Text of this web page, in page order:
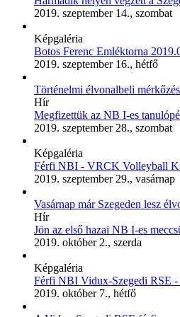
2019. szeptember 14., szombat
Képgaléria
Botos Ferenc Emléktorna
2019. szeptember 16., hétfő
Történelmi élvonalbeli
Hír
Megfizettük az NB I-es
2019. szeptember 28., szombat
Képgaléria
Férfi NBI - VRCK Volleyball
2019. szeptember 29., vasárnap
Vasárnap már Szegeden lesz
Hír
Jön az első hazai NB I-es
2019. október 2., szerda
Képgaléria
Férfi NBI Vidux-Szegedi RSE
2019. október 7., hétfő